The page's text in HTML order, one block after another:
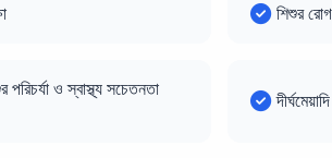
শিশুর
ও স্বাস্থ্য সচেতনতা